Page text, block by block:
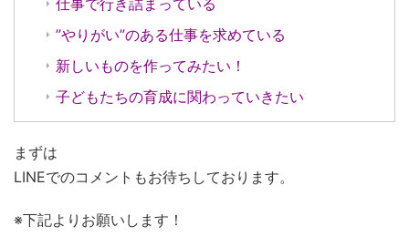
仕事で行き詰まっている
”やりがい”のある仕事を求めている
新しいものを作ってみたい！
子どもたちの育成に関わっていきたい
まずは
LINEでのコメントもお待ちしております。
※下記よりお願いします！